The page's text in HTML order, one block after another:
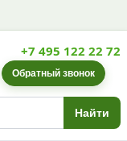
Найти
+7 495 122 22 72
Обратный звонок